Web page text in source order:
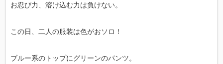
お忍び力、溶け込む力は負けない。
この日、二人の服装は色がおソロ！
ブルー系のトップにグリーンのパンツ。